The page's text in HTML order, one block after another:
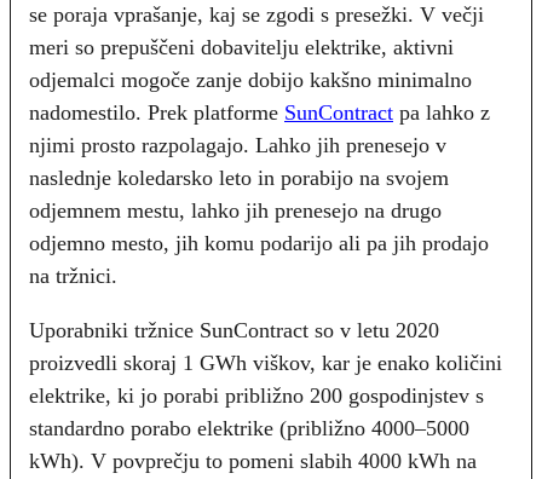
se poraja vprašanje, kaj se zgodi s presežki. V večji
meri so prepuščeni dobavitelju elektrike, aktivni
odjemalci mogoče zanje dobijo kakšno minimalno
nadomestilo. Prek platforme SunContract pa lahko z
njimi prosto razpolagajo. Lahko jih prenesejo v
naslednje koledarsko leto in porabijo na svojem
odjemnem mestu, lahko jih prenesejo na drugo
odjemno mesto, jih komu podarijo ali pa jih prodajo
na tržnici.
Uporabniki tržnice SunContract so v letu 2020
proizvedli skoraj 1 GWh viškov, kar je enako količini
elektrike, ki jo porabi približno 200 gospodinjstev s
standardno porabo elektrike (približno 4000–5000
kWh). V povprečju to pomeni slabih 4000 kWh na